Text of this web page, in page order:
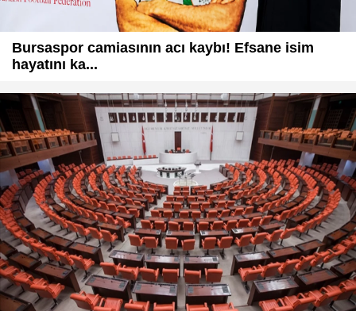
Bursaspor camiasının acı kaybı! Efsane isim
hayatını ka...